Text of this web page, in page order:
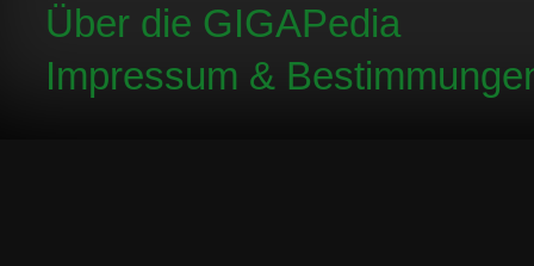
Über die GIGAPedia
Impressum &